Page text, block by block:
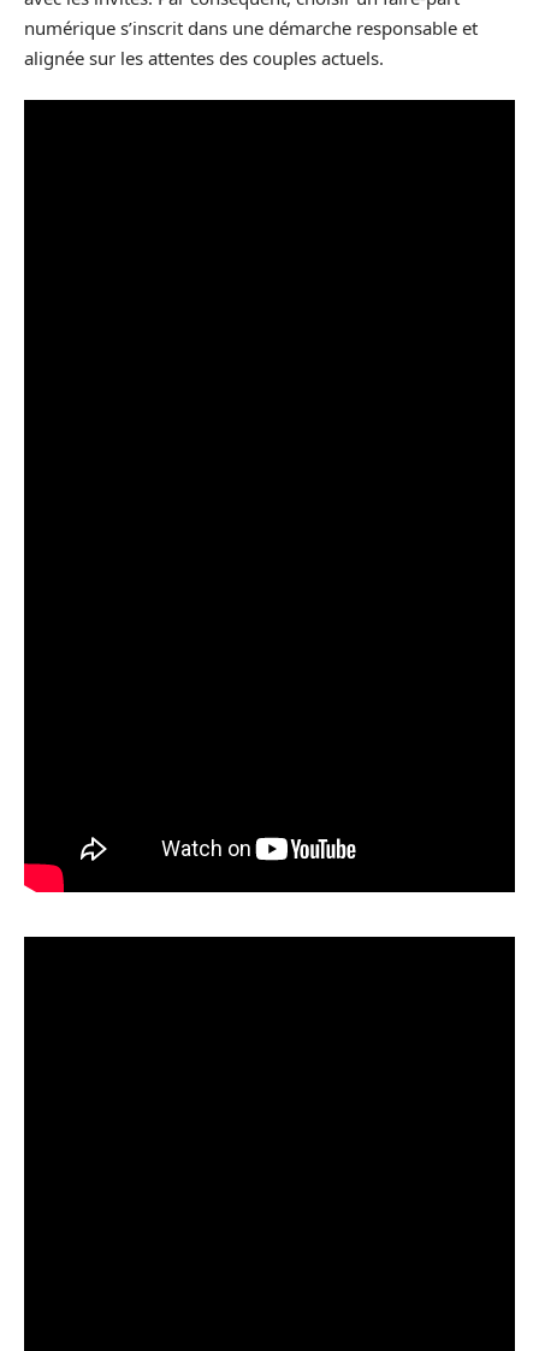
numérique s’inscrit dans une démarche responsable et
alignée sur les attentes des couples actuels.